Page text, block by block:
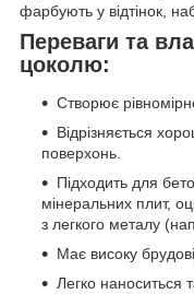
фарбують у відтінок,
Переваги та
цоколю:
Створює
Відрізняється
поверхонь.
Підходить для
мінеральних плит,
з легкого металу
Має високу
Легко наноситься